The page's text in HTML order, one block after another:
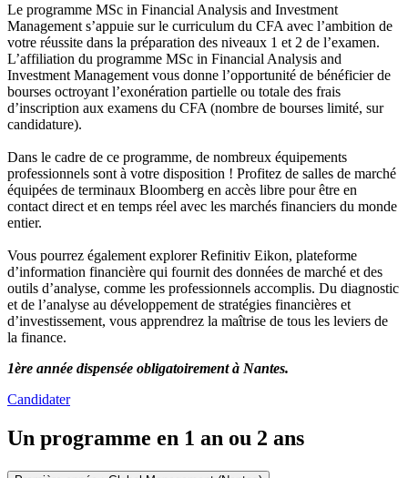
Le programme MSc in Financial Analysis and Investment
Management s’appuie sur le curriculum du CFA avec l’ambition de
votre réussite dans la préparation des niveaux 1 et 2 de l’examen.
L’affiliation du programme MSc in Financial Analysis and
Investment Management vous donne l’opportunité de bénéficier de
bourses octroyant l’exonération partielle ou totale des frais
d’inscription aux examens du CFA (nombre de bourses limité, sur
candidature).
Dans le cadre de ce programme, de nombreux équipements
professionnels sont à votre disposition ! Profitez de salles de marché
équipées de terminaux Bloomberg en accès libre pour être en
contact direct et en temps réel avec les marchés financiers du monde
entier.
Vous pourrez également explorer Refinitiv Eikon, plateforme
d’information financière qui fournit des données de marché et des
outils d’analyse, comme les professionnels accomplis. Du diagnostic
et de l’analyse au développement de stratégies financières et
d’investissement, vous apprendrez la maîtrise de tous les leviers de
la finance.
1ère année dispensée obligatoirement à Nantes.
Candidater
Un programme en 1 an ou 2 ans